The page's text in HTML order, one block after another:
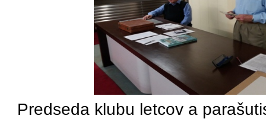
Predseda klubu letcov a